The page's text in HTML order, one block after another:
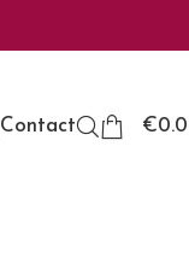
Contact €